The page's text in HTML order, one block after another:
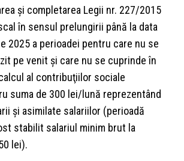
şi completarea Legii nr. 227/2015
în sensul prelungirii până la data
2025 a perioadei pentru care nu se
pe venit şi care nu se cuprinde în
al contribuţiilor sociale
suma de 300 lei/lună reprezentând
şi asimilate salariilor (perioadă
stabilit salariul minim brut la
lei).